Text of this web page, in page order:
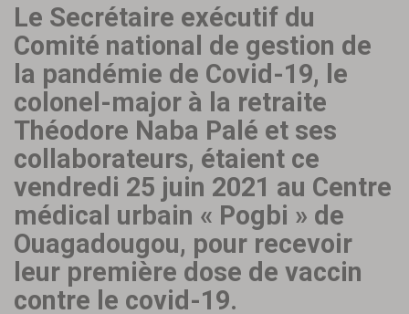
Le Secrétaire exécutif du
Comité national de gestion de
la pandémie de Covid-19, le
colonel-major à la retraite
Théodore Naba Palé et ses
collaborateurs, étaient ce
vendredi 25 juin 2021 au Centre
médical urbain « Pogbi » de
Ouagadougou, pour recevoir
leur première dose de vaccin
contre le covid-19.